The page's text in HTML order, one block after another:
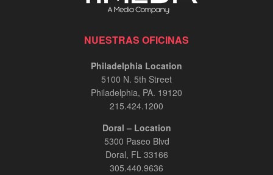
NUESTRAS OFICINAS
Philadelphia Location
5100 N. 5th Street
Philadelphia, PA. 19120
215.424.1200
Doral – Location
5300 Paseo Blvd
Doral, FL 33166
305.440.9636